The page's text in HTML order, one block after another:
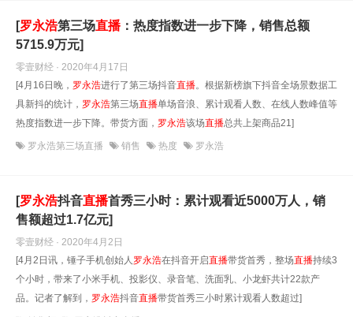
[罗永浩第三场直播：热度指数进一步下降，销售总额
5715.9万元]
零壹财经 · 2020年4月17日
[4月16日晚， 罗永浩进行了第三场抖音直播。根据新榜旗下抖音全场景数据工
具新抖的统计， 罗永浩第三场直播单场音浪、累计观看人数、在线人数峰值等
热度指数进一步下降。带货方面， 罗永浩该场直播总共上架商品21]
罗永浩第三场直播 销售 热度 罗永浩
[罗永浩抖音直播首秀三小时：累计观看近5000万人，销
售额超过1.7亿元]
零壹财经 · 2020年4月2日
[4月2日讯，锤子手机创始人 罗永浩在抖音开启直播带货首秀，整场直播持续3
个小时，带来了小米手机、投影仪、录音笔、洗面乳、小龙虾共计22款产
品。记者了解到， 罗永浩抖音直播带货首秀三小时累计观看人数超过]